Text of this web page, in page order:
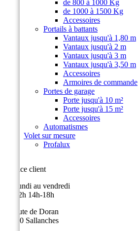
de 800 à 1000 Kg
de 1000 à 1500 Kg
Accessoires
Portails à battants
Vantaux jusqu'à 1,80 m
Vantaux jusqu'à 2 m
Vantaux jusqu'à 3 m
Vantaux jusqu'à 3,50 m
Accessoires
Armoires de commande
Portes de garage
Porte jusqu'à 10 m²
Porte jusqu'à 15 m²
Accessoires
Automatismes
Volet sur mesure
Profalux
Service client
Du lundi au vendredi
9h-12h 14h-18h
9, route de Doran
74700 Sallanches